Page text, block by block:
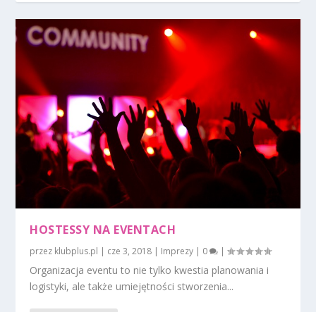
HOSTESSY NA EVENTACH
przez klubplus.pl | cze 3, 2018 | Imprezy | 0 |
Organizacja eventu to nie tylko kwestia planowania i
logistyki, ale także umiejętności stworzenia...